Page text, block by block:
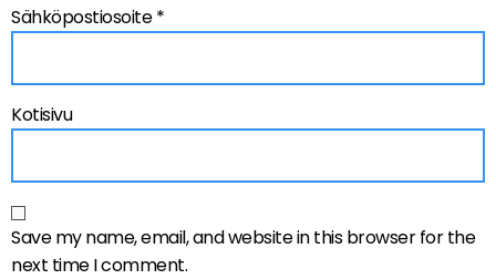
Sähköpostiosoite*
Kotisivu
Save my name, email, and website in this browser for the
next time I comment.